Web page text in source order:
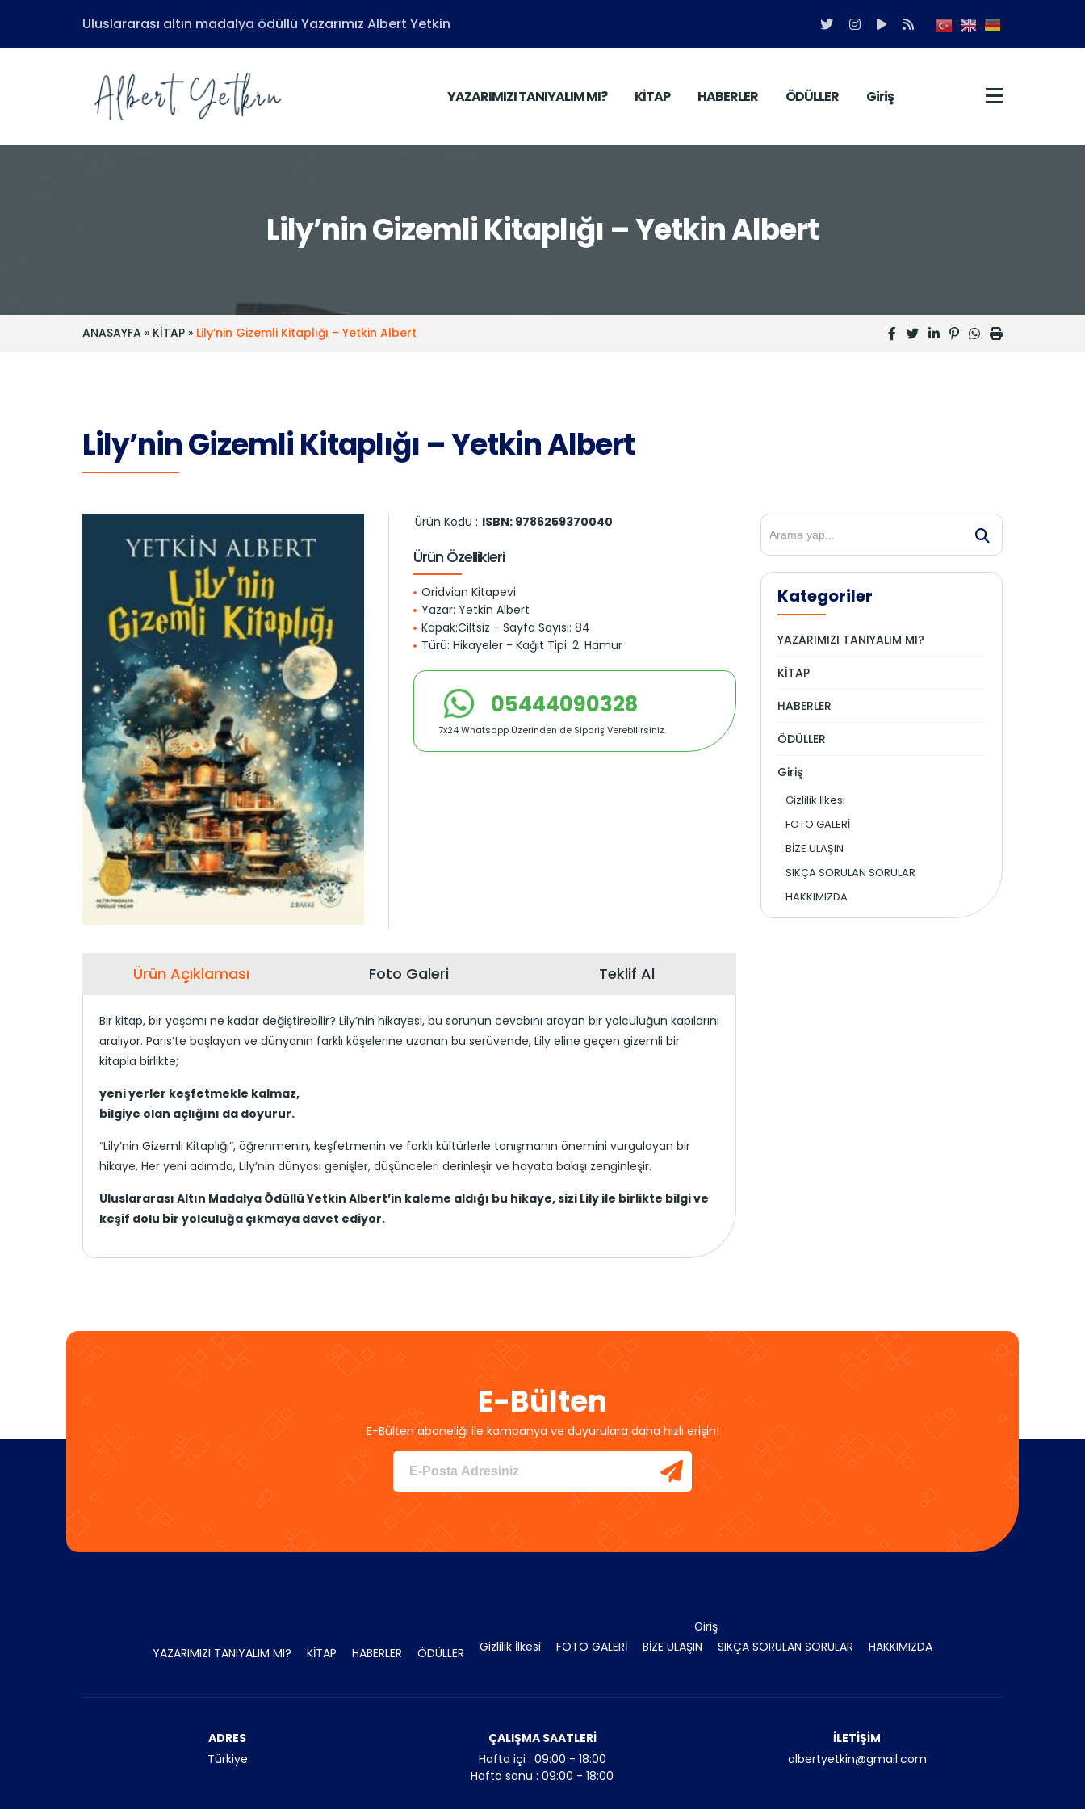
Uluslararası altın madalya ödüllü Yazarımız Albert Yetkin
YAZARIMIZI TANIYALIM MI? KİTAP HABERLER ÖDÜLLER Giriş
Lily’nin Gizemli Kitaplığı – Yetkin Albert
ANASAYFA » KİTAP » Lily’nin Gizemli Kitaplığı – Yetkin Albert
Lily’nin Gizemli Kitaplığı – Yetkin Albert
Kategoriler
YAZARIMIZI TANIYALIM MI?
KİTAP
HABERLER
ÖDÜLLER
Giriş
Gizlilik İlkesi
FOTO GALERİ
BİZE ULAŞIN
SIKÇA SORULAN SORULAR
HAKKIMIZDA
Ürün Kodu : ISBN: 9786259370040
Ürün Özellikleri
Oridvian Kitapevi
Yazar: Yetkin Albert
Kapak:Ciltsiz - Sayfa Sayısı: 84
Türü: Hikayeler - Kağıt Tipi: 2. Hamur
05444090328
7x24 Whatsapp Üzerinden de Sipariş Verebilirsiniz.
Ürün Açıklaması Foto Galeri Teklif Al
Bir kitap, bir yaşamı ne kadar değiştirebilir? Lily’nin hikayesi, bu sorunun cevabını arayan bir yolculuğun kapılarını
aralıyor. Paris’te başlayan ve dünyanın farklı köşelerine uzanan bu serüvende, Lily eline geçen gizemli bir
kitapla birlikte;
yeni yerler keşfetmekle kalmaz,
bilgiye olan açlığını da doyurur.
“Lily’nin Gizemli Kitaplığı”, öğrenmenin, keşfetmenin ve farklı kültürlerle tanışmanın önemini vurgulayan bir
hikaye. Her yeni adımda, Lily’nin dünyası genişler, düşünceleri derinleşir ve hayata bakışı zenginleşir.
Uluslararası Altın Madalya Ödüllü Yetkin Albert’in kaleme aldığı bu hikaye, sizi Lily ile birlikte bilgi ve
keşif dolu bir yolculuğa çıkmaya davet ediyor.
E-Bülten
E-Bülten aboneliği ile kampanya ve duyurulara daha hızlı erişin!
YAZARIMIZI TANIYALIM MI? KİTAP HABERLER ÖDÜLLER
Giriş
Gizlilik İlkesi
FOTO GALERİ BİZE ULAŞIN SIKÇA SORULAN SORULAR HAKKIMIZDA
ADRES
Türkiye
ÇALIŞMA SAATLERİ
Hafta içi : 09:00 - 18:00
Hafta sonu : 09:00 - 18:00
İLETİŞİM
albertyetkin@gmail.com